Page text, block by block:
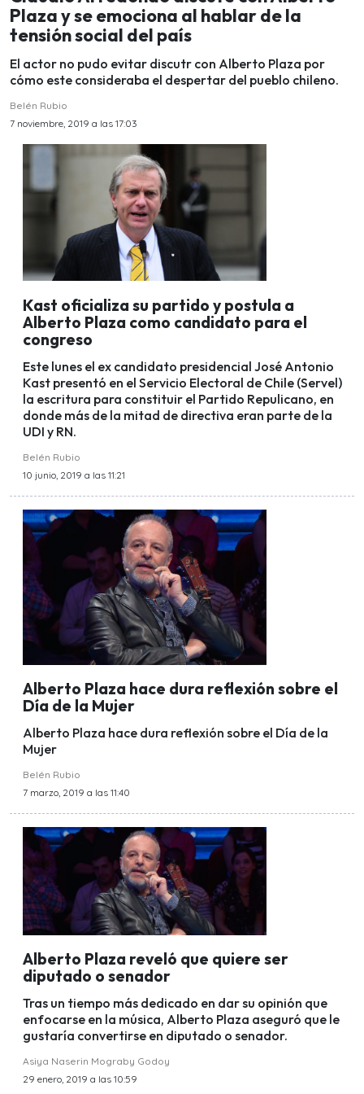
Plaza y se emociona al hablar de la
tensión social del país
El actor no pudo evitar discutr con Alberto Plaza por
cómo este consideraba el despertar del pueblo chileno.
Belén Rubio
7 noviembre, 2019 a las 17:03
Kast oficializa su partido y postula a
Alberto Plaza como candidato para el
congreso
Este lunes el ex candidato presidencial José Antonio
Kast presentó en el Servicio Electoral de Chile (Servel)
la escritura para constituir el Partido Repulicano, en
donde más de la mitad de directiva eran parte de la
UDI y RN.
Belén Rubio
10 junio, 2019 a las 11:21
Alberto Plaza hace dura reflexión sobre el
Día de la Mujer
Alberto Plaza hace dura reflexión sobre el Día de la
Mujer
Belén Rubio
7 marzo, 2019 a las 11:40
Alberto Plaza reveló que quiere ser
diputado o senador
Tras un tiempo más dedicado en dar su opinión que
enfocarse en la música, Alberto Plaza aseguró que le
gustaría convertirse en diputado o senador.
Asiya Naserin Mograby Godoy
29 enero, 2019 a las 10:59